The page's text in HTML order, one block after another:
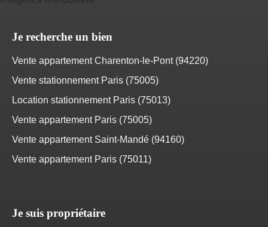
Je recherche un bien
Vente appartement Charenton-le-Pont (94220)
Vente stationnement Paris (75005)
Location stationnement Paris (75013)
Vente appartement Paris (75005)
Vente appartement Saint-Mandé (94160)
Vente appartement Paris (75011)
Je suis propriétaire